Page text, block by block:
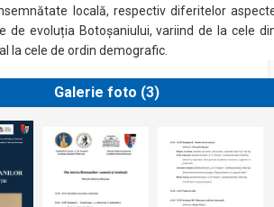
locală, respectiv diferitelor
de evoluția Botoșaniului, variind de la cele
la cele de ordin demografic.
Galerie foto (3)